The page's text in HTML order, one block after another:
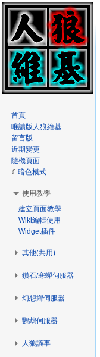
首頁
唯讀版人狼維基
留言版
近期變更
隨機頁面
暗色模式
使用教學
建立頁面教學
Wiki編輯使用
Widget插件
其他(共用)
鑽石/寒蟬伺服器
幻想鄉伺服器
鸚鵡伺服器
人狼議事